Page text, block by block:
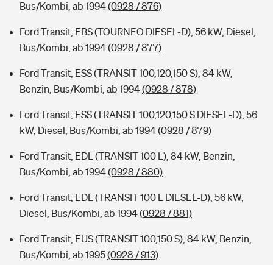
Bus/Kombi, ab 1994(0928 / 876)
Ford Transit, EBS (TOURNEO DIESEL-D), 56 kW, Diesel,
Bus/Kombi, ab 1994(0928 / 877)
Ford Transit, ESS (TRANSIT 100,120,150 S), 84 kW,
Benzin, Bus/Kombi, ab 1994(0928 / 878)
Ford Transit, ESS (TRANSIT 100,120,150 S DIESEL-D), 56
kW, Diesel, Bus/Kombi, ab 1994(0928 / 879)
Ford Transit, EDL (TRANSIT 100 L), 84 kW, Benzin,
Bus/Kombi, ab 1994(0928 / 880)
Ford Transit, EDL (TRANSIT 100 L DIESEL-D), 56 kW,
Diesel, Bus/Kombi, ab 1994(0928 / 881)
Ford Transit, EUS (TRANSIT 100,150 S), 84 kW, Benzin,
Bus/Kombi, ab 1995(0928 / 913)